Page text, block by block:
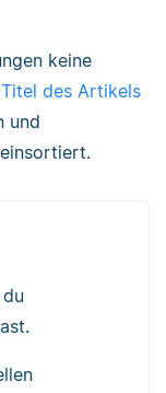
keine
Titel des Artikels
und
einsortiert.